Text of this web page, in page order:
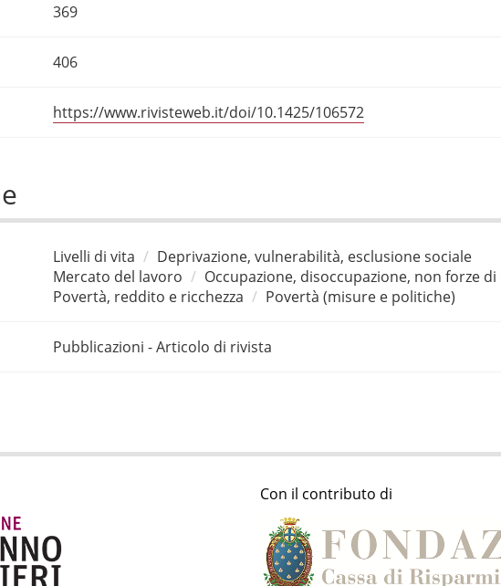
369
406
https://www.rivisteweb.it/doi/10.1425/106572
Livelli di vita
Deprivazione, vulnerabilità, esclusione sociale
Mercato del lavoro
Occupazione, disoccupazione, non forze
Povertà, reddito e ricchezza
Povertà (misure e politiche)
Pubblicazioni - Articolo di rivista
Con il contributo di